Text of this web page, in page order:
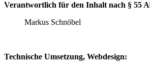
Verantwortlich für den Inhalt nach § 55
Markus Schnöbel
Technische Umsetzung, Webdesign: